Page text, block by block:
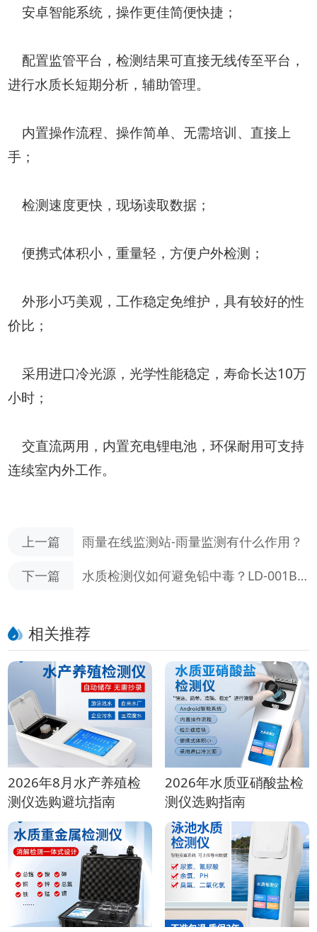
安卓智能系统，操作更佳简便快捷；
配置监管平台，检测结果可直接无线传至平台，
进行水质长短期分析，辅助管理。
内置操作流程、操作简单、无需培训、直接上
手；
检测速度更快，现场读取数据；
便携式体积小，重量轻，方便户外检测；
外形小巧美观，工作稳定免维护，具有较好的性
价比；
采用进口冷光源，光学性能稳定，寿命长达10万
小时；
交直流两用，内置充电锂电池，环保耐用可支持
连续室内外工作。
上一篇 雨量在线监测站-雨量监测有什么作用？
下一篇
水质检测仪如何避免铅中毒？LD-001B
相关推荐
2026年8月水产养殖检
测仪选购避坑指南
2026年水质亚硝酸盐检
测仪选购指南